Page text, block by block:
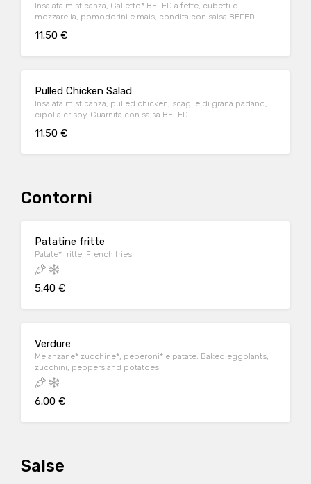
Insalata misticanza, Galletto* BEFED a fette, cubetti di
mozzarella, pomodorini e mais, condita con salsa BEFED.
11.50 €
Pulled Chicken Salad
Insalata misticanza, pulled chicken, scaglie di grana padano,
cipolla crispy. Guarnita con salsa BEFED
11.50 €
Contorni
Patatine fritte
Patate* fritte. French fries.
5.40 €
Verdure
Melanzane* zucchine*, peperoni* e patate. Baked eggplants,
zucchini, peppers and potatoes
6.00 €
Salse